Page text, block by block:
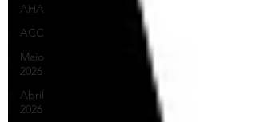
AHA
ACC
Maio
2026
Abril
2026